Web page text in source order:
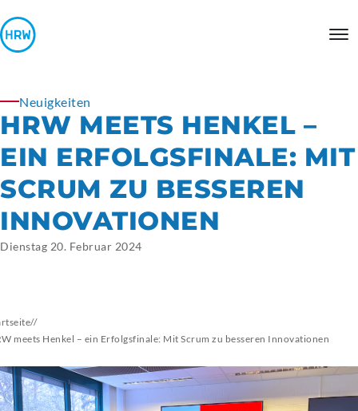
Neuigkeiten
HRW MEETS HENKEL –
EIN ERFOLGSFINALE: MIT
SCRUM ZU BESSEREN
INNOVATIONEN
Dienstag 20. Februar 2024
//
meets Henkel – ein Erfolgsfinale: Mit Scrum zu besseren Innovationen